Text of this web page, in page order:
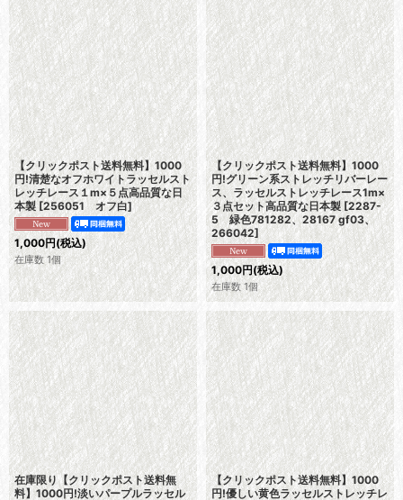
【クリックポスト送料無料】1000
円!清楚なオフホワイトラッセルスト
レッチレース１m×５点高品質な日
本製 [256051 オフ白]
1,000円(税込)
在庫数 1個
【クリックポスト送料無料】1000
円!グリーン系ストレッチリバーレー
ス、ラッセルストレッチレース1m×
３点セット高品質な日本製 [2287-
5 緑色781282、28167 gf03、
266042]
1,000円(税込)
在庫数 1個
在庫限り【クリックポスト送料無
料】1000円!淡いパープルラッセル
【クリックポスト送料無料】1000
円!優しい黄色ラッセルストレッチレ